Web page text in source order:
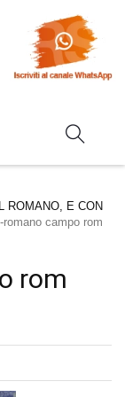
ROMANO, E CON
romano campo rom
rom